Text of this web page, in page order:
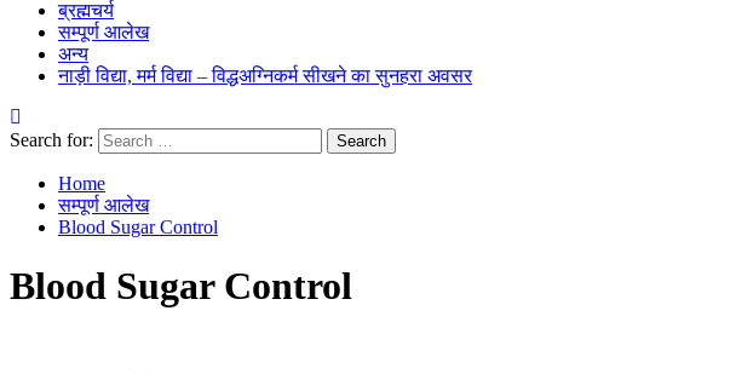
ब्रह्मचर्य
सम्पूर्ण आलेख
अन्य
नाड़ी विद्या, मर्म विद्या – विद्धअग्निकर्म सीखने का सुनहरा अवसर
Search for:
Home
सम्पूर्ण आलेख
Blood Sugar Control
Blood Sugar Control